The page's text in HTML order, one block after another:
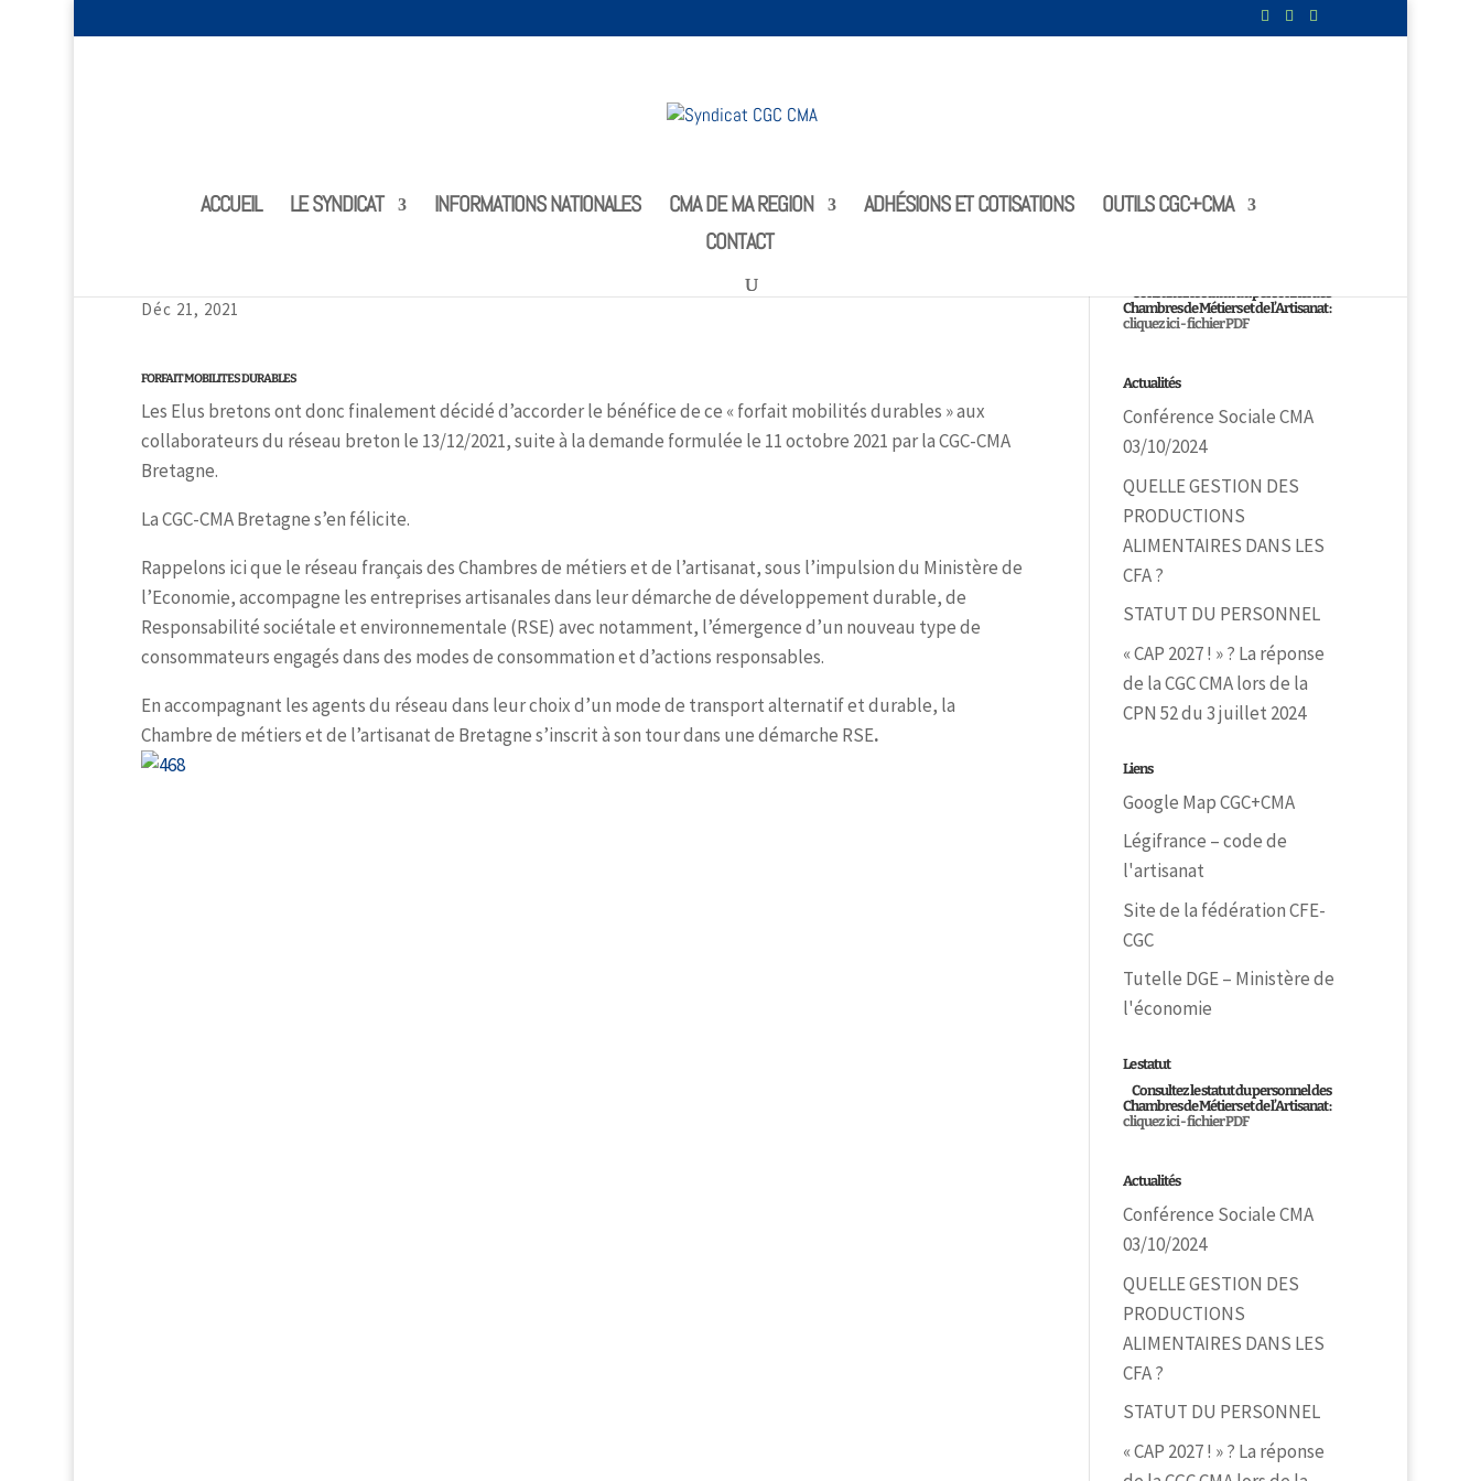
ACCUEIL LE SYNDICAT INFORMATIONS NATIONALES CMA DE MA REGION ADHÉSIONS ET COTISATIONS
OUTILS CGC+CMA
CONTACT
Déc 21, 2021
FORFAIT MOBILITES DURABLES
Les Elus bretons ont donc finalement décidé d’accorder le bénéfice de ce « forfait mobilités durables » aux
collaborateurs du réseau breton le 13/12/2021, suite à la demande formulée le 11 octobre 2021 par la CGC-CMA
Bretagne.
La CGC-CMA Bretagne s’en félicite.
Rappelons ici que le réseau français des Chambres de métiers et de l’artisanat, sous l’impulsion du Ministère de
l’Economie, accompagne les entreprises artisanales dans leur démarche de développement durable, de
Responsabilité sociétale et environnementale (RSE) avec notamment, l’émergence d’un nouveau type de
consommateurs engagés dans des modes de consommation et d’actions responsables.
En accompagnant les agents du réseau dans leur choix d’un mode de transport alternatif et durable, la
Chambre de métiers et de l’artisanat de Bretagne s’inscrit à son tour dans une démarche RSE.
Consultez le statut du personnel des
Chambres de Métiers et de l’Artisanat :
cliquez ici - fichier PDF
Actualités
Conférence Sociale CMA
03/10/2024
QUELLE GESTION DES
PRODUCTIONS
ALIMENTAIRES DANS LES
CFA ?
STATUT DU PERSONNEL
« CAP 2027 ! » ? La réponse
de la CGC CMA lors de la
CPN 52 du 3 juillet 2024
Liens
Google Map CGC+CMA
Légifrance – code de
l'artisanat
Site de la fédération CFE-
CGC
Tutelle DGE – Ministère de
l'économie
Le statut
Consultez le statut du personnel des
Chambres de Métiers et de l’Artisanat :
cliquez ici - fichier PDF
Actualités
Conférence Sociale CMA
03/10/2024
QUELLE GESTION DES
PRODUCTIONS
ALIMENTAIRES DANS LES
CFA ?
STATUT DU PERSONNEL
« CAP 2027 ! » ? La réponse